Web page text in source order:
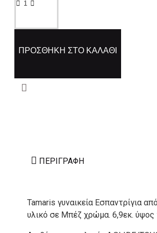
ΠΡΟΣΘΉΚΗ ΣΤΟ ΚΑΛΆΘΙ
ΠΕΡΙΓΡΑΦΉ
Tamaris γυναικεία Εσπαντρίγια
υλικό σε Μπέζ χρώμα. 6,9εκ. ύψος